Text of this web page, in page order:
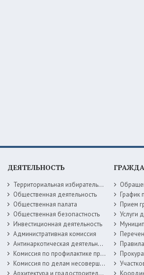
ДЕЯТЕЛЬНОСТЬ
Территориальная избирательная комиссия
Общественная деятельность
Общественная палата
Общественная безопастность
Инвестиционная деятельность
Административная комиссия
Антинаркотическая деятельность
Комиссия по профилактике правонарушений
Комиссия по делам несовершеннолетних
Архитектура и градостроительство
График
Прием
Услуги
Правила и